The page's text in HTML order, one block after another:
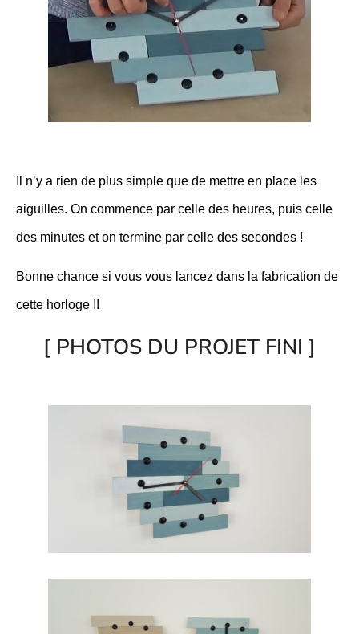
Il n’y a rien de plus simple que de mettre en place les
aiguilles. On commence par celle des heures, puis celle
des minutes et on termine par celle des secondes !
Bonne chance si vous vous lancez dans la fabrication de
cette horloge !!
[ PHOTOS DU PROJET FINI ]